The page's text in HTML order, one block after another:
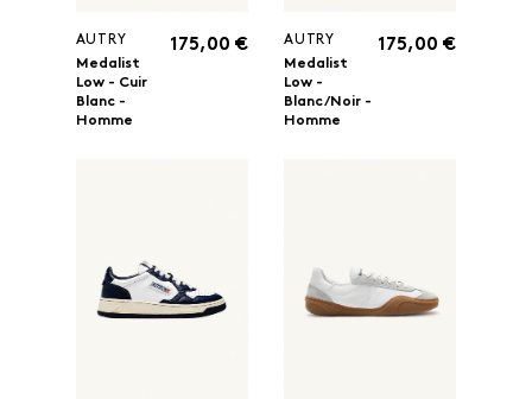
AUTRY
Medalist
Low - Cuir
Blanc -
Homme
175,00 €
AUTRY
Medalist
Low -
Blanc/Noir -
Homme
175,00 €